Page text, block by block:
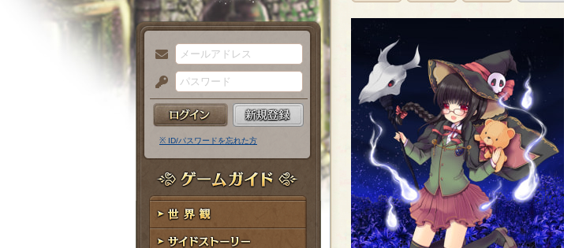
メ
ー
ル
ア
ド
レ
ス
パ
ス
ー
ド
※ ID/パスワードを忘れた方
ゲームガイド
世界観